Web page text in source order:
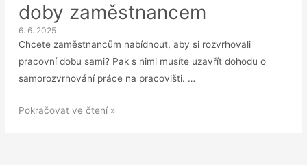
doby zaměstnancem
6. 6. 2025
Chcete zaměstnancům nabídnout, aby si rozvrhovali
pracovní dobu sami? Pak s nimi musíte uzavřít dohodu o
samorozvrhování práce na pracovišti. …
VZOR:
Pokračovat ve čtení »